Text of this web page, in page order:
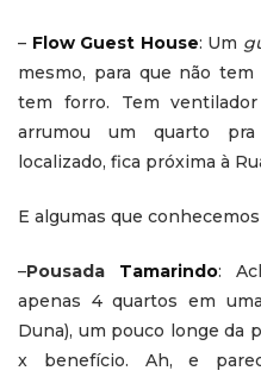
– Flow Guest House: Um
mesmo, para que não
tem forro. Tem
arrumou um quarto
localizado, fica próxima à
E algumas que
–Pousada Tamarindo:
apenas 4 quartos em
Duna), um pouco longe da
x benefício. Ah, e